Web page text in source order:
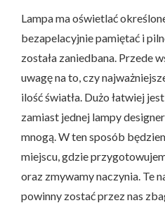
Lampa ma oświetlać
bezapelacyjnie pamiętać i
została zaniedbana. Przede
uwagę na to, czy
ilość światła. Dużo łatwiej
zamiast jednej lampy
mnogą. W ten sposób
miejscu, gdzie
oraz zmywamy naczynia. Te
powinny zostać przez nas